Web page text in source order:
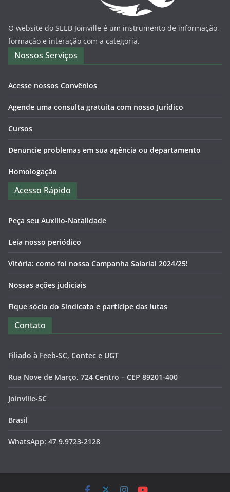
O website do SEEB Joinville é um instrumento de informação,
formação e interação com a categoria.
Nossos Serviços
Acesse nossos Convênios
Agende uma consulta gratuita com nosso Jurídico
Cursos
Denuncie problemas em sua agência ou departamento
Homologação
Acesso Rápido
Peça seu Auxílio-Natalidade
Leia nosso periódico
Vitória: como foi nossa Campanha Salarial 2024/25!
Nossas ações judiciais
Fique sócio do Sindicato e participe das lutas
Contato
Filiado à Feeb-SC, Contec e UGT
Rua Nove de Março, 724 Centro – CEP 89201-400
Joinville-SC
Brasil
WhatsApp: 47 9.9723-2128